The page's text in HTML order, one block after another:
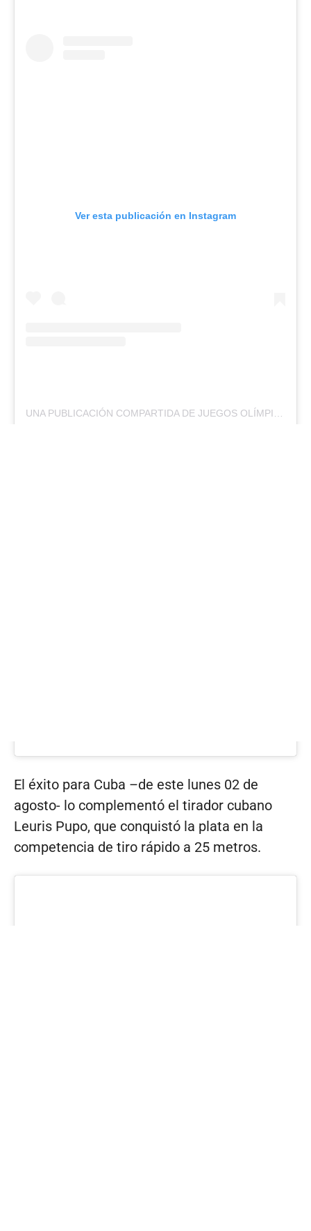
Ver esta publicación en Instagram
El éxito para Cuba –de este lunes 02 de
agosto- lo complementó el tirador cubano
Leuris Pupo, que conquistó la plata en la
competencia de tiro rápido a 25 metros.